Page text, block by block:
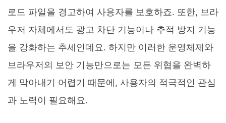
로드 파일을 경고하여 사용자를 보호하죠. 또한, 브라
우저 자체에서도 광고 차단 기능이나 추적 방지 기능
을 강화하는 추세인데요. 하지만 이러한 운영체제와
브라우저의 보안 기능만으로는 모든 위협을 완벽하
게 막아내기 어렵기 때문에, 사용자의 적극적인 관심
과 노력이 필요해요.